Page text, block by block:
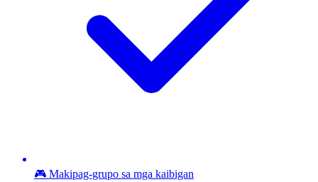
🎮 Makipag-grupo sa mga kaibigan